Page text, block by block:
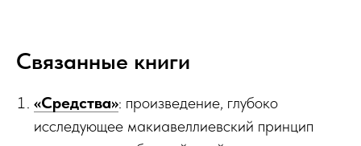
Связанные книги
«Средства»: произведение, глубоко
исследующее макиавеллиевский принцип